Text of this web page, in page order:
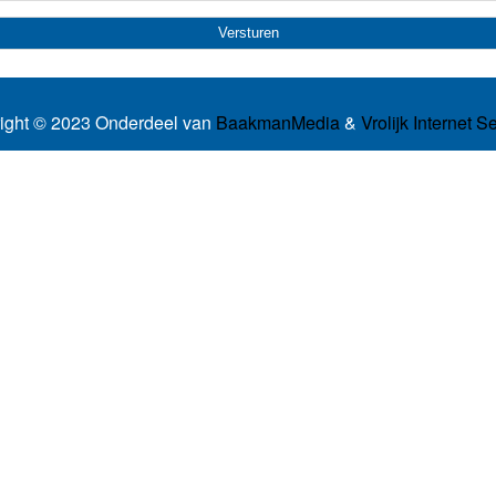
© 2023 Onderdeel van BaakmanMedia& Vrolijk Internet